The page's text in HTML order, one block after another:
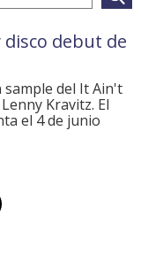
disco debut de
sample del It Ain't
Kravitz. El
el 4 de junio